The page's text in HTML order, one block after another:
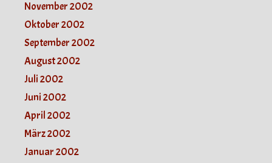
November 2002
Oktober 2002
September 2002
August 2002
Juli 2002
Juni 2002
April 2002
März 2002
Januar 2002